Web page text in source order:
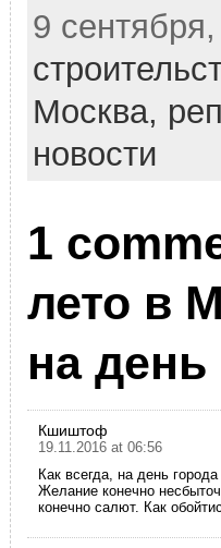
9
Москва,
новости
1
лето в
на день
Кшиштоф
19.11.2016 at 06:56
Как всегда, на день
Желание конечно
конечно салют. Как